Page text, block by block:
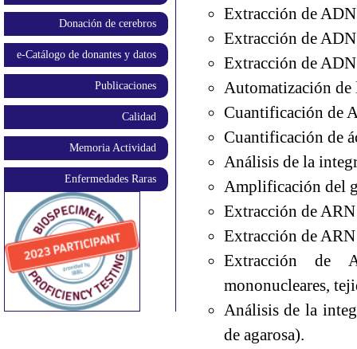
Donación de cerebros
e-Catálogo de donantes y datos
Publicaciones
Calidad
Memoria Actividad
Enfermedades Raras
Extracción de
Extracción de
Extracción de
Automatización
Cuantificación de
Cuantificación de
Análisis de la
Amplificación del
Extracción de
Extracción de
Extracción de
mononucleares,
Análisis de la
de agarosa).